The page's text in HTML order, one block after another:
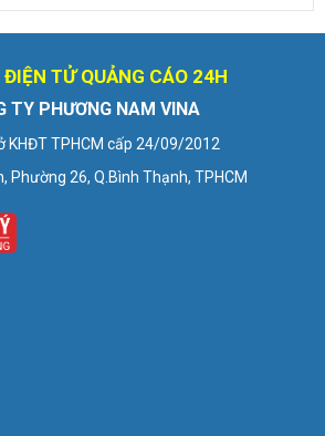
TỬ QUẢNG CÁO 24H
TY PHƯƠNG NAM VINA
KHĐT TPHCM cấp 24/09/2012
Phường 26, Q.Bình Thạnh, TPHCM